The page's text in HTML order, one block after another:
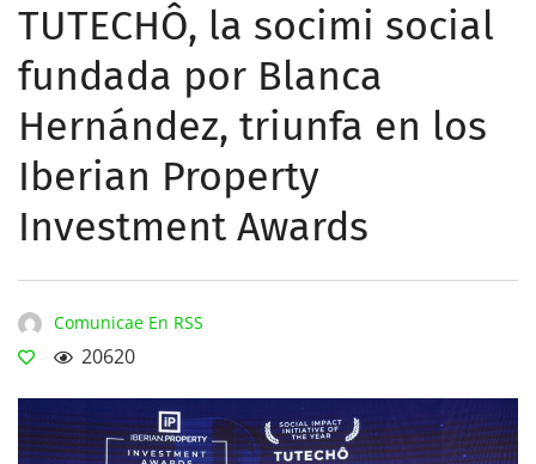
TUTECHÔ, la socimi social
fundada por Blanca
Hernández, triunfa en los
Iberian Property
Investment Awards
Comunicae En RSS
20620